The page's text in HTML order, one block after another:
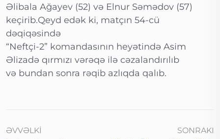
Əlibala Ağayev (52) və Elnur Səmədov (57)
keçirib.Qeyd edək ki, matçın 54-cü
dəqiqəsində
“Neftçi-2” komandasının heyətində Asim
Əlizadə qırmızı vərəqə ilə cəzalandırılıb
və bundan sonra rəqib azlıqda qalıb.
ƏVVƏLKI
SONRAKI